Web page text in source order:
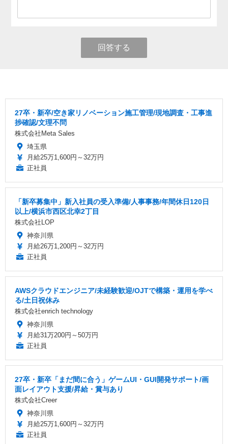
回答する
27卒・新卒/空き家リノベーション施工管理/現地調査・工事進
捗確認/文理不問
株式会社Meta Sales
埼玉県
月給25万1,600円～32万円
正社員
「新卒募集中」新入社員の受入準備/人事事務/年間休日120日
以上/横浜市西区北幸2丁目
株式会社LOP
神奈川県
月給26万1,200円～32万円
正社員
AWSクラウドエンジニア/未経験歓迎/OJTで構築・運用を学べ
る/土日祝休み
株式会社enrich technology
神奈川県
月給31万200円～50万円
正社員
27卒・新卒「まだ間に合う」ゲームUI・GUI開発サポート/画
面レイアウト支援/昇給・賞与あり
株式会社Creer
神奈川県
月給25万1,600円～32万円
正社員